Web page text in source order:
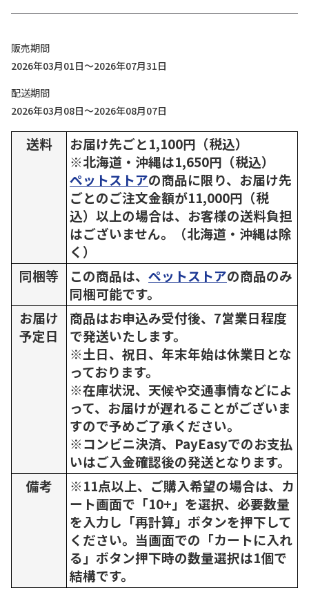
販売期間
2026年03月01日～2026年07月31日
配送期間
2026年03月08日～2026年08月07日
送料
お届け先ごと1,100円（税込）
※北海道・沖縄は1,650円（税込）
ペットストアの商品に限り、お届け先
ごとのご注文金額が11,000円（税
込）以上の場合は、お客様の送料負担
はございません。（北海道・沖縄は除
く）
同梱等
この商品は、 ペットストアの商品のみ
同梱可能です。
お届け
予定日
商品はお申込み受付後、7営業日程度
で発送いたします。
※土日、祝日、年末年始は休業日とな
っております。
※在庫状況、天候や交通事情などによ
って、お届けが遅れることがございま
すので予めご了承ください。
※コンビニ決済、PayEasyでのお支払
いはご入金確認後の発送となります。
備考
※11点以上、ご購入希望の場合は、カ
ート画面で「10+」を選択、必要数量
を入力し「再計算」ボタンを押下して
ください。当画面での「カートに入れ
る」ボタン押下時の数量選択は1個で
結構です。